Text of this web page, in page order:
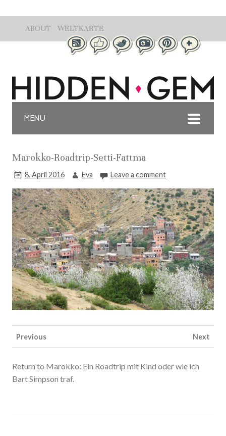
ABOUT WELTKARTE
MENU
Marokko-Roadtrip-Setti-Fattma
8. April 2016 Eva Leave a comment
Previous Next
Return to Marokko: Ein Roadtrip mit Kind oder wie ich
Bart Simpson traf.